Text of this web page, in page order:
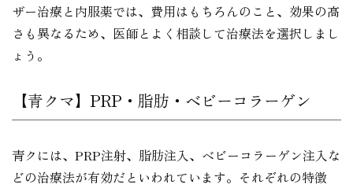
ザー治療と内服薬では、費用はもちろんのこと、効果の高
さも異なるため、医師とよく相談して治療法を選択しまし
ょう。
【青クマ】PRP・脂肪・ベビーコラーゲン
青クには、PRP注射、脂肪注入、ベビーコラーゲン注入な
どの治療法が有効だといわれています。それぞれの特徴